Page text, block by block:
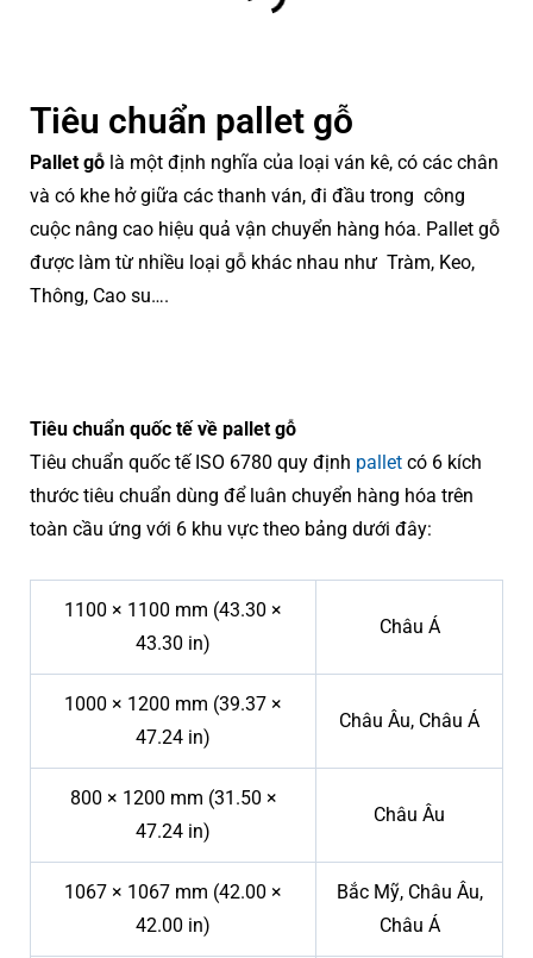
Tiêu chuẩn pallet gỗ
Pallet gỗ là một định nghĩa của loại ván kê, có các chân
và có khe hở giữa các thanh ván, đi đầu trong công
cuộc nâng cao hiệu quả vận chuyển hàng hóa. Pallet gỗ
được làm từ nhiều loại gỗ khác nhau như Tràm, Keo,
Thông, Cao su….
Tiêu chuẩn quốc tế về pallet gỗ
Tiêu chuẩn quốc tế ISO 6780 quy định pallet có 6 kích
thước tiêu chuẩn dùng để luân chuyển hàng hóa trên
toàn cầu ứng với 6 khu vực theo bảng dưới đây:
1100 × 1100 mm (43.30 ×
43.30 in)
Châu Á
1000 × 1200 mm (39.37 ×
47.24 in)
Châu Âu, Châu Á
800 × 1200 mm (31.50 ×
47.24 in)
Châu Âu
1067 × 1067 mm (42.00 ×
42.00 in)
Bắc Mỹ, Châu Âu,
Châu Á